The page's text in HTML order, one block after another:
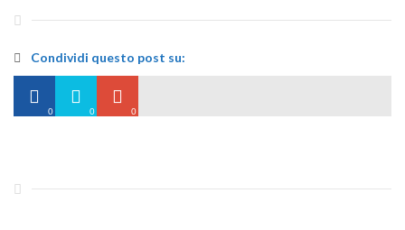
Condividi questo post su:
0 0 0